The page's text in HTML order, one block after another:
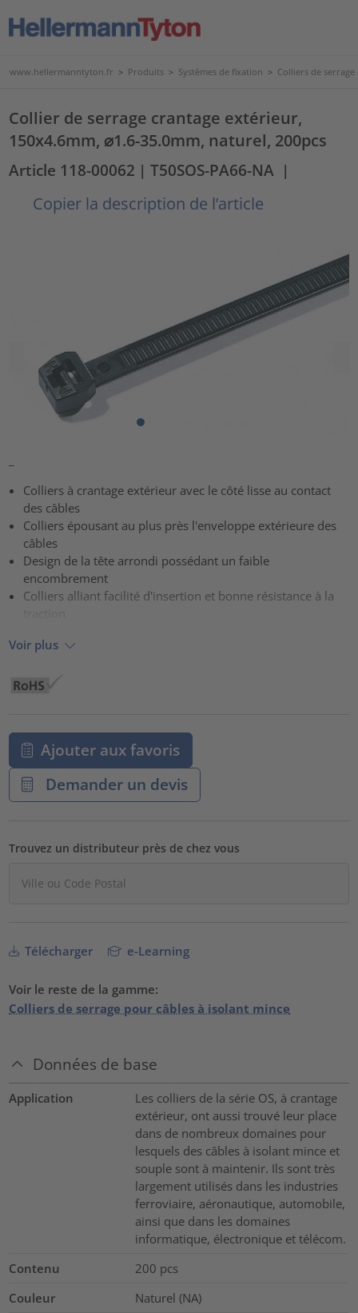
www.hellermanntyton.fr > Produits > Systèmes de fixation > Colliers de
Collier de serrage crantage extérieur,
150x4.6mm, ⌀1.6-35.0mm, naturel, 200pcs
Article 118-00062 | T50SOS-PA66-NA |
Copier la description de l’article
Colliers à crantage extérieur avec le côté lisse au contact
des câbles
Colliers épousant au plus près l'enveloppe extérieure des
câbles
Design de la tête arrondi possédant un faible
encombrement
Colliers alliant facilité d'insertion et bonne résistance à la
Voir plus
Ajouter aux favoris
Demander un devis
Trouvez un distributeur près de chez vous
Télécharger e-Learning
Voir le reste de la gamme:
Colliers de serrage pour câbles à isolant mince
Données de base
Application
Les colliers de la série OS, à crantage
extérieur, ont aussi trouvé leur place
dans de nombreux domaines pour
lesquels des câbles à isolant mince et
souple sont à maintenir. Ils sont très
largement utilisés dans les industries
ferroviaire, aéronautique, automobile,
ainsi que dans les domaines
informatique, électronique et télécom.
Contenu
200 pcs
Couleur
Naturel (NA)